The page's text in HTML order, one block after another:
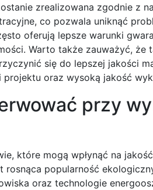
zrealizowana zgodnie z
co pozwala uniknąć
oferują lepsze warunki
Warto także zauważyć, że
się do lepszej jakości
oraz wysoką jakość
przy
które mogą wpłynąć na
rosnąca popularność
oraz technologie